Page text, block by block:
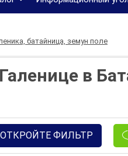
батайница, земун поле
в
ОТКРОЙТЕ ФИЛЬТР